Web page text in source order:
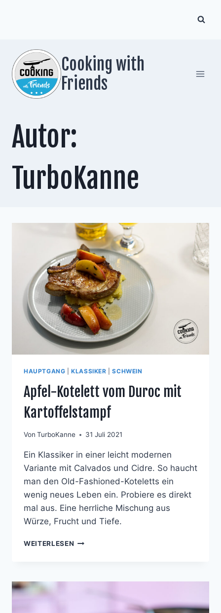
Cooking with
Friends
Autor:
TurboKanne
HAUPTGANG |KLASSIKER |SCHWEIN
Apfel-Kotelett vom Duroc mit
Kartoffelstampf
Von TurboKanne 31 Juli 2021
Ein Klassiker in einer leicht modernen
Variante mit Calvados und Cidre. So haucht
man den Old-Fashioned-Koteletts ein
wenig neues Leben ein. Probiere es direkt
mal aus. Eine herrliche Mischung aus
Würze, Frucht und Tiefe.
WEITERLESEN APFEL-
MIT